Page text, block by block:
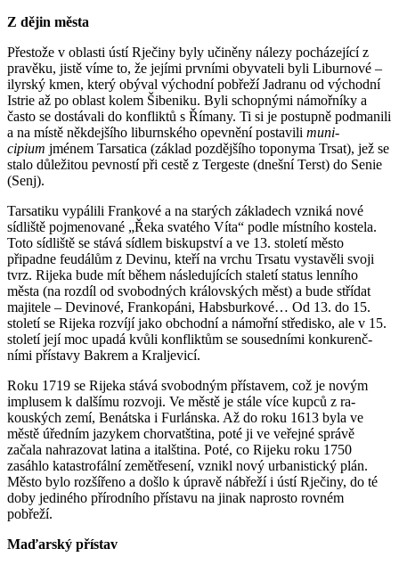
Z dějin města
Přestože v oblasti ústí Rječiny byly uči­něny nálezy pocházející z
pravěku, jistě víme to, že jejími prvními obyvateli byli Li­burnové –
ilyrský kmen, který obýval vý­chodní pobřeží Jadranu od východní
Istrie až po oblast kolem Šibeniku. Byli schop­nými námořníky a
často se dostávali do konfliktů s Římany. Ti si je postupně pod­manili
a na místě někdejšího liburnského opevnění postavili muni­
cipium jménem Tar­sa­tica (základ pozdějšího topo­nyma Trsat), jež se
stalo důležitou pevností při cestě z Tergeste (dne­šní Terst) do Senie
(Senj).
Tarsatiku vypálili Fran­kové a na starých zá­kla­dech vzniká nové
sídliště pojmenované „Řeka sva­tého Víta“ podle místního kos­tela.
Toto sídliště se stává sídlem biskupství a ve 13. století město
připadne feudálům z De­vi­nu, kteří na vrchu Trsatu vystavěli svoji
tvrz. Rijeka bude mít během následujících staletí status lenního
města (na rozdíl od svobodných královských měst) a bude střídat
majitele – Devinové, Fran­kopáni, Habsburkové… Od 13. do 15.
století se Ri­jeka rozvíjí jako obchodní a námořní stře­disko, ale v 15.
století její moc upadá kvůli konfliktům se sousedními kon­kurenč­
ními přístavy Bakrem a Kraljevicí.
Roku 1719 se Rijeka stává svobodným pří­stavem, což je novým
implusem k dal­šímu rozvoji. Ve městě je stále více kupců z ra­
kouských zemí, Benátska i Furlánska. Až do roku 1613 byla ve
městě úředním ja­zy­kem chorvatština, poté ji ve veřejné správě
začala nahrazovat latina a ital­š­tina. Poté, co Rijeku roku 1750
zasáhlo ka­tastrofální zemětřesení, vznikl nový urba­nistický plán.
Město bylo rozšířeno a došlo k úpravě nábřeží i ústí Rječiny, do té
doby jediného přírodního přístavu na jinak na­prosto rovném
pobřeží.
Maďarský přístav